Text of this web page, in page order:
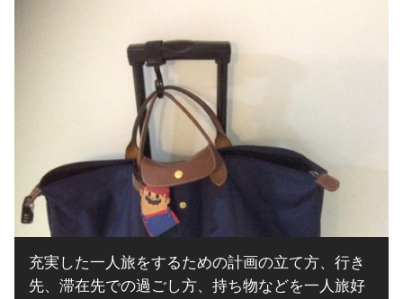
充実した一人旅をするための計画の立て方、行き
先、滞在先での過ごし方、持ち物などを一人旅好